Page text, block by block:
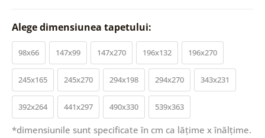
Alege dimensiunea tapetului:
98x66 147x99 147x270 196x132 196x270
245x165 245x270 294x198 294x270 343x231
392x264 441x297 490x330 539x363
*dimensiunile sunt specificate în cm ca lățime x înălțime.